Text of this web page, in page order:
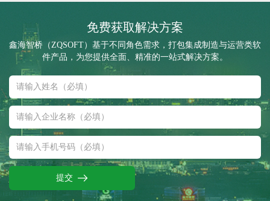
免费获取解决方案
鑫海智桥（ZQSOFT）基于不同角色需求，打包集成制造与运营类软
件产品，为您提供全面、精准的一站式解决方案。
提交